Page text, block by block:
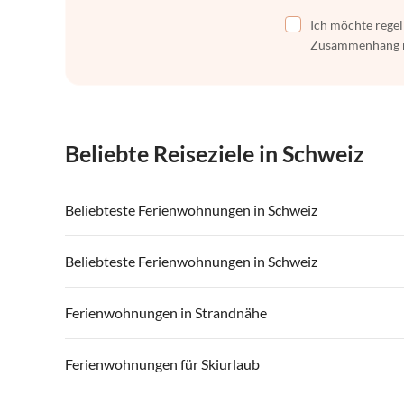
Ich möchte
Beliebte Reiseziele in Schweiz
Beliebteste Ferienwohnungen in Schweiz
Ferienwohnungen in Schweiz
Ferienwohnungen in Lago Maggiore
Ferienwohnungen in Grindelwald
Ferienwohnungen in Thunersee
Beliebteste Ferienwohnungen in Schweiz
Ferienwohnungen in Schweiz
Ferienwohnungen in Lago Maggiore
Ferienwohnungen in Grindelwald
Ferienwohnungen in Strandnähe
Ferienwohnungen in Strandnähe in Schweiz
Ferienwohnungen in Strandnähe in Berner Oberland
Ferienwohnungen für Skiurlaub